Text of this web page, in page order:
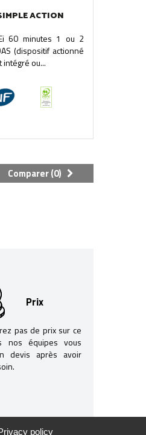
ACTION
60 minutes 1 ou 2
(dispositif actionné
ou...
Comparer (0)
Prix
pas de prix sur ce
nos équipes vous
devis après avoir
policy